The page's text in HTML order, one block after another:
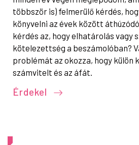
többször is) felmerülő kérdés,
könyvelni az évek között
kérdés az, hogy elhatárolás vagy
kötelezettség a beszámolóban?
problémát az okozza, hogy külön
számvitelt és az áfát.
Érdekel